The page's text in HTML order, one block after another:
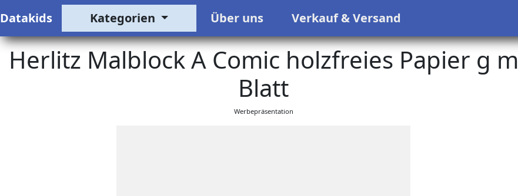
Datakids Kategorien Über uns Verkauf & Versand
Herlitz Malblock A Comic holzfreies Papier g m
Blatt
Werbepräsentation